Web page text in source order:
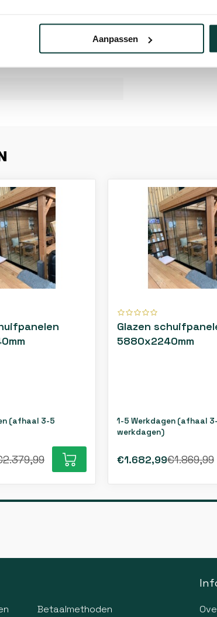
Aanpassen
(afhaal 3-5
Glazen
5880x2240mm
1-5 Werkdagen (afhaal
werkdagen)
€1.682,99€1.869,99
Betaalmethoden